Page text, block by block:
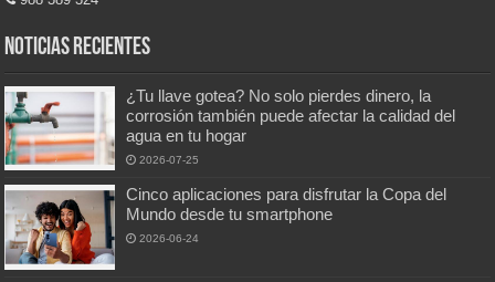
Noticias recientes
¿Tu llave gotea? No solo pierdes dinero, la
corrosión también puede afectar la calidad del
agua en tu hogar
2026-07-25
Cinco aplicaciones para disfrutar la Copa del
Mundo desde tu smartphone
2026-06-24